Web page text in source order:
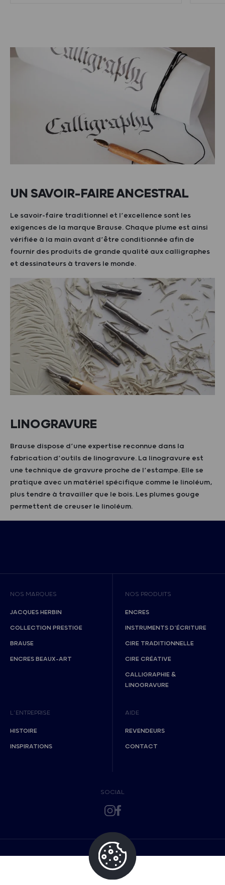
UN SAVOIR-FAIRE ANCESTRAL
Le savoir-faire traditionnel et l’excellence sont les
exigences de la marque Brause. Chaque plume est ainsi
vérifiée à la main avant d’être conditionnée afin de
fournir des produits de grande qualité aux calligraphes
et dessinateurs à travers le monde.
LINOGRAVURE
Brause dispose d’une expertise reconnue dans la
fabrication d’outils de linogravure. La linogravure est
une technique de gravure proche de l’estampe. Elle se
pratique avec un matériel spécifique comme le linoléum,
plus tendre à travailler que le bois. Les plumes gouge
permettent de creuser le linoléum.
NOS MARQUES
JACQUES HERBIN
COLLECTION PRESTIGE
BRAUSE
ENCRES BEAUX-ART
NOS PRODUITS
ENCRES
INSTRUMENTS D’ÉCRITURE
CIRE TRADITIONNELLE
CIRE CRÉATIVE
CALLIGRAPHIE &
LINOGRAVURE
L’ENTREPRISE
HISTOIRE
INSPIRATIONS
AIDE
REVENDEURS
CONTACT
SOCIAL